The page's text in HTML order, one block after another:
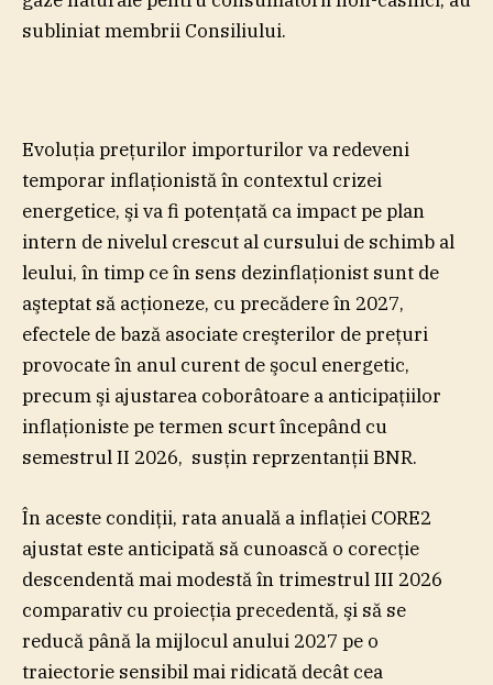
subliniat membrii Consiliului.
Evoluţia preţurilor importurilor va redeveni
temporar inflaţionistă în contextul crizei
energetice, şi va fi potenţată ca impact pe plan
intern de nivelul crescut al cursului de schimb al
leului, în timp ce în sens dezinflaţionist sunt de
aşteptat să acţioneze, cu precădere în 2027,
efectele de bază asociate creşterilor de preţuri
provocate în anul curent de şocul energetic,
precum şi ajustarea coborâtoare a anticipaţiilor
inflaţioniste pe termen scurt începând cu
semestrul II 2026, susţin reprzentanţii BNR.
În aceste condiţii, rata anuală a inflaţiei CORE2
ajustat este anticipată să cunoască o corecţie
descendentă mai modestă în trimestrul III 2026
comparativ cu proiecţia precedentă, şi să se
reducă până la mijlocul anului 2027 pe o
traiectorie sensibil mai ridicată decât cea